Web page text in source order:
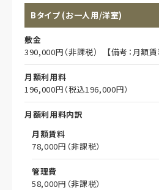
想定居住期間（償却年月数）
その他事項
31.75㎡
1人
入居人数
1人
Bタイプ (お一人用/洋室)
敷金
390,000円（非課税） 【備考：月額賃
月額利用料
196,000円（税込196,000円）
月額利用料内訳
月額賃料
78,000円（非課税）
管理費
58,000円（非課税）